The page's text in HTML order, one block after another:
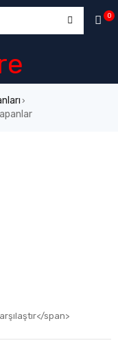
0
›
span>